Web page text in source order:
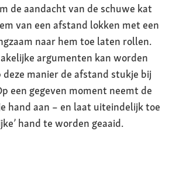
de aandacht van de schuwe kat
van een afstand lokken met een
naar hem toe laten rollen.
argumenten kan worden
manier de afstand stukje bij
een gegeven moment neemt de
hand aan – en laat uiteindelijk toe
hand te worden geaaid.